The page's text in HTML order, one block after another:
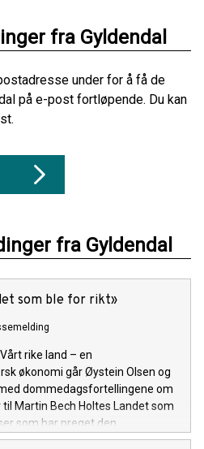
fra Gyldendal
under for å få de
på e-post fortløpende. Du kan
fra Gyldendal
som ble for rikt»
rike land – en
økonomi går Øystein Olsen og
dommedagsfortellingene om
Martin Bech Holtes Landet som
som har preget den
årene. Lansering: Torsdag 6.